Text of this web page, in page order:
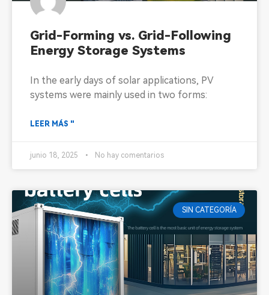
Grid-Forming vs. Grid-Following
Energy Storage Systems
In the early days of solar applications, PV
systems were mainly used in two forms:
LEER MÁS "
junio 18, 2025 No hay comentarios
SIN CATEGORÍA